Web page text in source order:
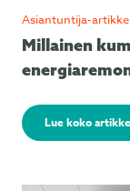
Asiantuntija-
Millainen
Lue koko